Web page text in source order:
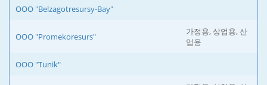
OOO "Belzagotresursy-Bay"
OOO "Promekoresurs"
가정용, 상업용, 산
업용
OOO "Tunik"